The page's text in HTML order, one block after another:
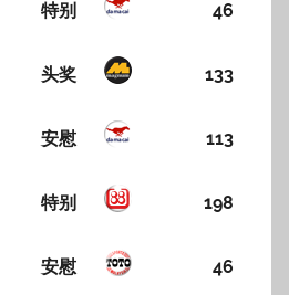
特别 46
头奖 133
安慰 113
特别 198
安慰 46